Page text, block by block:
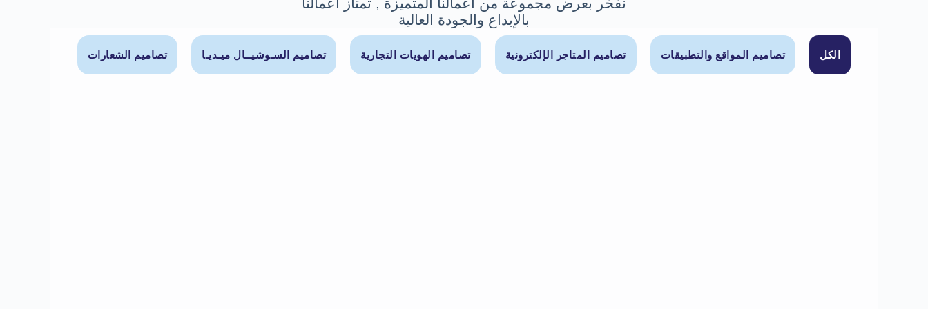
بالإبداع والجودة العالية
الكل تصاميم المواقع والتطبيقات تصاميم المتاجر الإلكترونية تصاميم الهويات التجارية تصاميم السـوشيــال ميـديـا تصاميم الشعارات